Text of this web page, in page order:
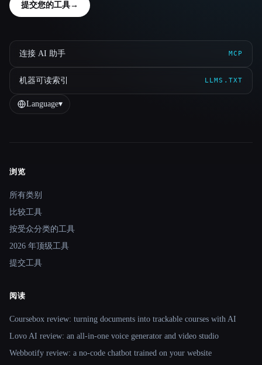
提交您的工具→
连接 AI 助手 MCP
机器可读索引 LLMS.TXT
Language▾
Site navigation
浏览
所有类别
比较工具
按受众分类的工具
2026 年顶级工具
提交工具
阅读
Coursebox review: turning documents into trackable courses with AI
Lovo AI review: an all-in-one voice generator and video studio
Webbotify review: a no-code chatbot trained on your website